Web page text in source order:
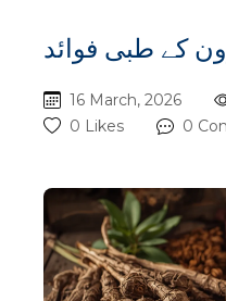
کے طبی فوائد
16 March, 2026
0 Likes
0